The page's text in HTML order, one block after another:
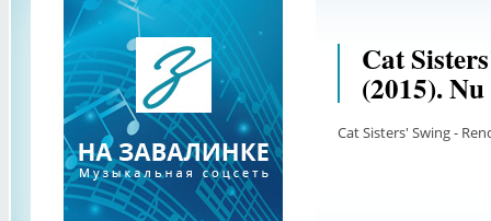
Cat
(2015).
Cat Sisters' Swing -